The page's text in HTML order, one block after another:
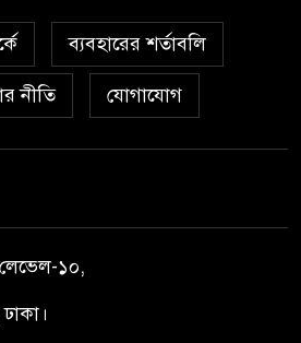
ব্যবহারের শর্তাবলি
নীতি যোগাযোগ
১০,